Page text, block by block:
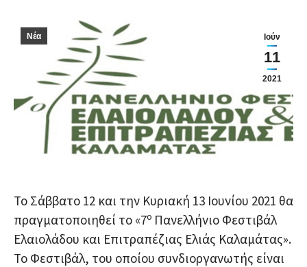
Ιούν
11
2021
Νέα
Το Σάββατο 12 και την Κυριακή 13 Ιουνίου 2021 θα
πραγματοποιηθεί το «7ο Πανελλήνιο Φεστιβάλ
Ελαιολάδου και Επιτραπέζιας Ελιάς Καλαμάτας».
Το Φεστιβάλ, του οποίου συνδιοργανωτής είναι